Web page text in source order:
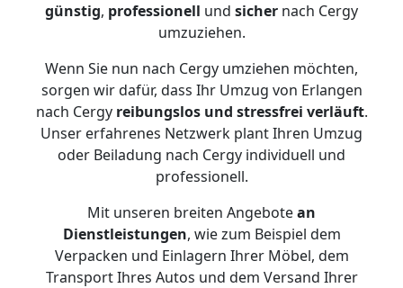
günstig, professionell und sicher nach Cergy
umzuziehen.
Wenn Sie nun nach Cergy umziehen möchten,
sorgen wir dafür, dass Ihr Umzug von Erlangen
nach Cergy reibungslos und stressfrei verläuft.
Unser erfahrenes Netzwerk plant Ihren Umzug
oder Beiladung nach Cergy individuell und
professionell.
Mit unseren breiten Angebotean
Dienstleistungen, wie zum Beispiel dem
Verpacken und Einlagern Ihrer Möbel, dem
Transport Ihres Autos und dem Versand Ihrer